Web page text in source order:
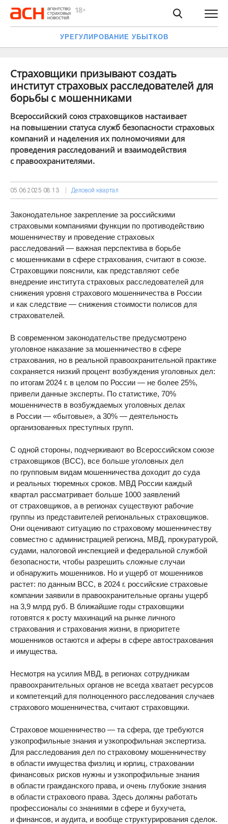
УРЕГУЛИРОВАНИЕ УБЫТКОВ
Страховщики призывают создать
институт страховых расследователей для
борьбы с мошенниками
Всероссийский союз страховщиков настаивает
на повышении статуса служб безопасности страховых
компаний и наделения их полномочиями для
проведения расследований и взаимодействия
с правоохранителями.
05.06.2025 08:13 Деловой квартал
Законодательное закрепление за российскими
страховыми компаниями функции по противодействию
мошенничеству и проведение страховых
расследований — важная перспектива в борьбе
с мошенниками в сфере страхования, считают в союзе.
Страховщики пояснили, как представляют себе
внедрение института страховых расследователей для
снижения уровня страхового мошенничества в России
и как следствие — снижения стоимости полисов для
страхователей.
В современном законодательстве предусмотрено
уголовное наказание за мошенничество в сфере
страхования, но в реальной правоохранительной практике
сохраняется низкий процент возбуждения уголовных дел:
по итогам 2024 г. в целом по России — не более 25%,
привели данные эксперты. По статистике, 70%
мошенничеств в возбуждаемых уголовных делах
в России — «бытовые», а 30% — деятельность
организованных преступных групп.
С одной стороны, подчеркивают во Всероссийском союзе
страховщиков (ВСС), все больше уголовных дел
по групповым видам мошенничества доходит до суда
и реальных тюремных сроков. МВД России каждый
квартал рассматривает больше 1000 заявлений
от страховщиков, а в регионах существуют рабочие
группы из представителей региональных страховщиков.
Они оценивают ситуацию по страховому мошенничеству
совместно с администрацией региона, МВД, прокуратурой,
судами, налоговой инспекцией и федеральной службой
безопасности, чтобы разрешить сложные случаи
и обнаружить мошенников. Но и ущерб от мошенников
растет: по данным ВСС, в 2024 г. российские страховые
компании заявили в правоохранительные органы ущерб
на 3,9 млрд руб. В ближайшие годы страховщики
готовятся к росту махинаций на рынке личного
страхования и страхования жизни, в приоритете
мошенников остаются и аферы в сфере автострахования
и имущества.
Несмотря на усилия МВД, в регионах сотрудникам
правоохранительных органов не всегда хватает ресурсов
и компетенций для полноценного расследования случаев
страхового мошенничества, считают страховщики.
Страховое мошенничество — та сфера, где требуются
узкопрофильные знания и узкопрофильная экспертиза.
Для расследования дел по страховому мошенничеству
в области имущества физлиц и юрлиц, страховании
финансовых рисков нужны и узкопрофильные знания
в области гражданского права, и очень глубокие знания
в области страхового права. Здесь должны работать
профессионалы со знаниями в сфере и бухучета,
и финансов, и аудита, и вообще структурирования сделок.